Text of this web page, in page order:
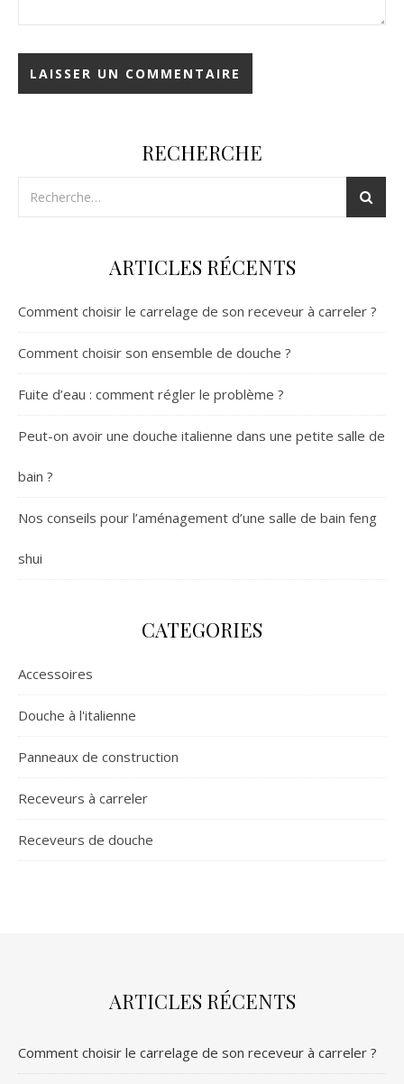
RECHERCHE
ARTICLES RÉCENTS
Comment choisir le carrelage de son receveur à carreler ?
Comment choisir son ensemble de douche ?
Fuite d’eau : comment régler le problème ?
Peut-on avoir une douche italienne dans une petite salle de
bain ?
Nos conseils pour l’aménagement d’une salle de bain feng
shui
CATEGORIES
Accessoires
Douche à l'italienne
Panneaux de construction
Receveurs à carreler
Receveurs de douche
ARTICLES RÉCENTS
Comment choisir le carrelage de son receveur à carreler ?